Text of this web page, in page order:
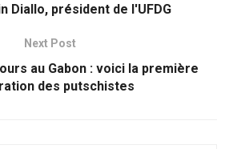
Diallo, président de l'UFDG
Next Post
au Gabon : voici la première
des putschistes